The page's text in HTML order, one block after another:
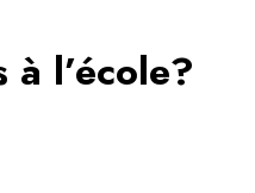
l’école?